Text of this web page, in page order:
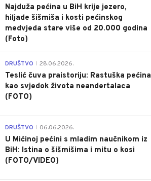
Najduža pećina u BiH krije jezero,
hiljade šišmiša i kosti pećinskog
medvjeda stare više od 20.000 godina
(Foto)
DRUŠTVO 28.06.2026.
Teslić čuva praistoriju: Rastuška pećina
kao svjedok života neandertalaca
(FOTO)
DRUŠTVO 06.06.2026.
U Mićinoj pećini s mladim naučnikom iz
BiH: Istina o šišmišima i mitu o kosi
(FOTO/VIDEO)